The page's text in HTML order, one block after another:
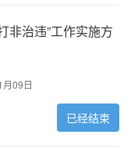
非治违”工作实施方
09日
已经结束